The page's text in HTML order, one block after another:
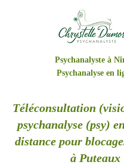
Psychanalyste à
Psychanalyse en
Téléconsultation
psychanalyse (psy)
distance pour
à Puteaux